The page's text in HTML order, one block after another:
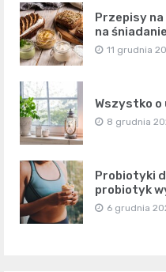
Przepisy
na
11 grudnia
Wszystko o
8 grudnia
Probiotyki
probiotyk
6 grudnia